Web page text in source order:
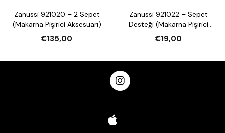
Zanussi 921020 – 2 Sepet
(Makarna Pişirici Aksesuarı)
€135,00
Zanussi 921022 – Sepet
Desteği (Makarna Pişirici
Aksesuarı)
€19,00